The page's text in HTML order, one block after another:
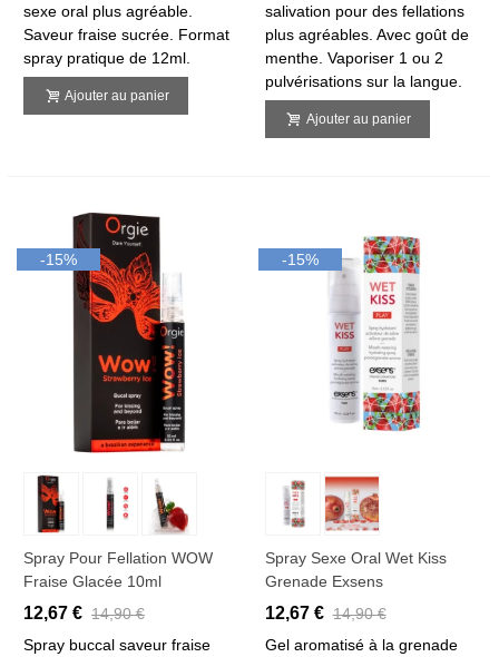
sexe oral plus agréable.
Saveur fraise sucrée. Format
spray pratique de 12ml.
Ajouter au panier
salivation pour des fellations
plus agréables. Avec goût de
menthe. Vaporiser 1 ou 2
pulvérisations sur la langue.
Ajouter au panier
-15%
Spray Pour Fellation WOW
Fraise Glacée 10ml
12,67 € 14,90 €
Spray buccal saveur fraise
-15%
Spray Sexe Oral Wet Kiss
Grenade Exsens
12,67 € 14,90 €
Gel aromatisé à la grenade